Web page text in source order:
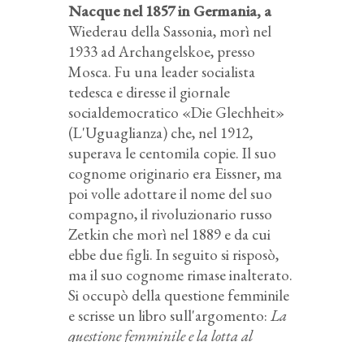
Nacque nel 1857 in Germania, a
Wiederau della Sassonia, morì nel
1933 ad Archangelskoe, presso
Mosca. Fu una leader socialista
tedesca e diresse il giornale
socialdemocratico «Die Glechheit»
(L'Uguaglianza) che, nel 1912,
superava le centomila copie. Il suo
cognome originario era Eissner, ma
poi volle adottare il nome del suo
compagno, il rivoluzionario russo
Zetkin che morì nel 1889 e da cui
ebbe due figli. In seguito si risposò,
ma il suo cognome rimase inalterato.
Si occupò della questione femminile
e scrisse un libro sull'argomento: La
questione femminile e la lotta al